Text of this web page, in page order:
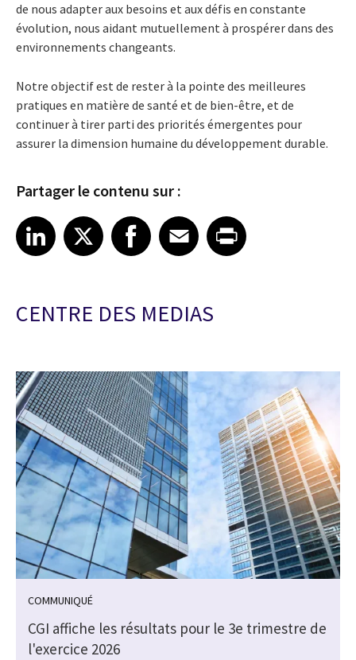
de nous adapter aux besoins et aux défis en constante
évolution, nous aidant mutuellement à prospérer dans des
environnements changeants.
Notre objectif est de rester à la pointe des meilleures
pratiques en matière de santé et de bien-être, et de
continuer à tirer parti des priorités émergentes pour
assurer la dimension humaine du développement durable.
Partager le contenu sur :
Share article on LinkedIn
LinkedIn
Share article on XShare article on Facebook
Facebook
Share article on Email
EmailShare article on Print
CENTRE DES MEDIAS
COMMUNIQUÉ
CGI affiche les résultats pour le 3e trimestre de
l'exercice 2026